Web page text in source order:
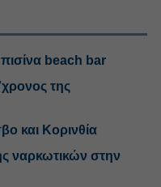
beach bar
της
και Κορινθία
ναρκωτικών στην